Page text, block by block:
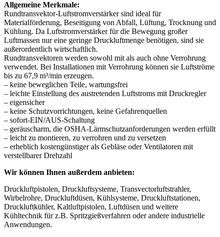
Allgemeine Merkmale:
Rundtransvektor-Luftstromverstärker sind ideal für
Materialförderung, Beseitigung von Abfall, Lüftung, Trocknung und
Kühlung. Da Luftstromverstärker für die Bewegung großer
Luftmassen nur eine geringe Druckluftmenge benötigen, sind sie
außerordentlich wirtschaftlich.
Rundtransvektoren werden sowohl mit als auch ohne Verrohrung
verwendet. Bei Installationen mit Verrohrung können sie Luftströme
bis zu 67,9 m³/min erzeugen.
– keine beweglichen Teile, wartungsfrei
– leichte Einstellung des austretenden Luftstroms mit Druckregler
– eigensicher
– keine Schutzvorrichtungen, keine Gefahrenquellen
– sofort-EIN/AUS-Schaltung
– geräuscharm, die OSHA-Lärmschutzanforderungen werden erfüllt
– leicht zu montieren, zu verrohren und zu versetzen
– erheblich kostengünstiger als Gebläse oder Ventilatoren mit
verstellbarer Drehzahl
Wir können Ihnen außerdem anbieten:
Druckluftpistolen, Druckluftsysteme, Transvectorluftstrahler,
Wirbelrohre, Druckluftdüsen, Kühlsysteme, Druckluftstationen,
Druckluftkühler, Kaltluftpistolen, Luftdüsen und weitere
Kühltechnik für z.B. Spritzgießverfahren oder andere industrielle
Anwendungen.